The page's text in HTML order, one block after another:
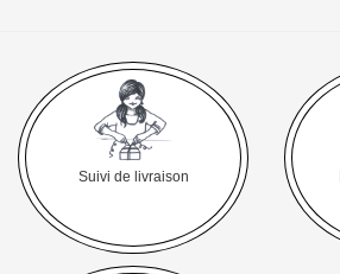
Suivi de livraison